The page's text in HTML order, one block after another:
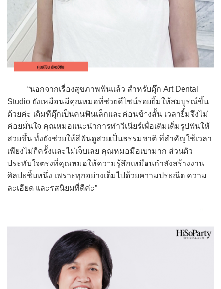
“นอกจากเรื่องสุขภาพฟันแล้ว สำหรับตุ๊ก Art Dental
Studio ยังเหมือนมีคุณหมอที่ช่วยดีไซน์รอยยิ้มให้สมบูรณ์ขึ้น
ด้วยค่ะ เดิมทีตุ๊กเป็นคนฟันเล็กและค่อนข้างสั้น เวลายิ้มจึงไม่
ค่อยมั่นใจ คุณหมอแนะนำการทำวีเนียร์เพื่อเติมเต็มรูปฟันให้
สวยขึ้น ทั้งยังช่วยให้สีฟันดูสวยเป็นธรรมชาติ ที่สำคัญใช้เวลา
เพียงไม่กี่ครั้งและไม่เจ็บเลย คุณหมอมือเบามาก ส่วนตัว
ประทับใจตรงที่คุณหมอให้ความรู้สึกเหมือนกำลังสร้างงาน
ศิลปะชิ้นหนึ่ง เพราะทุกอย่างเต็มไปด้วยความประณีต ความ
ละเอียด และรสนิยมที่ดีค่ะ”